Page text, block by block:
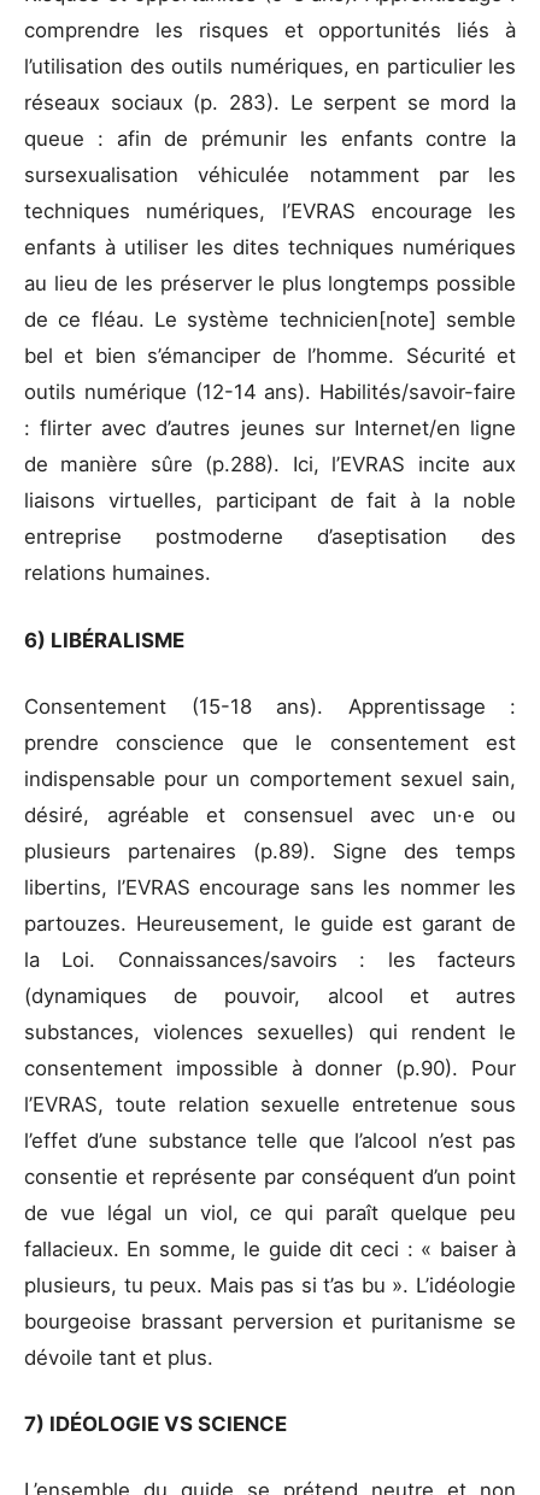
comprendre les risques et opportunités liés à
l’utilisation des outils numériques, en particulier les
réseaux sociaux (p. 283). Le serpent se mord la
queue : afin de prémunir les enfants contre la
sursexualisation véhiculée notamment par les
techniques numériques, l’EVRAS encourage les
enfants à utiliser les dites techniques numériques
au lieu de les préserver le plus longtemps possible
de ce fléau. Le système technicien[note] semble
bel et bien s’émanciper de l’homme. Sécurité et
outils numérique (12-14 ans). Habilités/savoir-faire
: flirter avec d’autres jeunes sur Internet/en ligne
de manière sûre (p.288). Ici, l’EVRAS incite aux
liaisons virtuelles, participant de fait à la noble
entreprise postmoderne d’aseptisation des
relations humaines.
6) LIBÉRALISME
Consentement (15-18 ans). Apprentissage :
prendre conscience que le consentement est
indispensable pour un comportement sexuel sain,
désiré, agréable et consensuel avec un·e ou
plusieurs partenaires (p.89). Signe des temps
libertins, l’EVRAS encourage sans les nommer les
partouzes. Heureusement, le guide est garant de
la Loi. Connaissances/savoirs : les facteurs
(dynamiques de pouvoir, alcool et autres
substances, violences sexuelles) qui rendent le
consentement impossible à donner (p.90). Pour
l’EVRAS, toute relation sexuelle entretenue sous
l’effet d’une substance telle que l’alcool n’est pas
consentie et représente par conséquent d’un point
de vue légal un viol, ce qui paraît quelque peu
fallacieux. En somme, le guide dit ceci : « baiser à
plusieurs, tu peux. Mais pas si t’as bu ». L’idéologie
bourgeoise brassant perversion et puritanisme se
dévoile tant et plus.
7) IDÉOLOGIE VS SCIENCE